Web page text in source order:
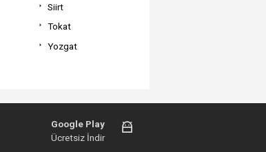
Siirt
Tokat
Yozgat
Google Play
Ücretsiz İndir